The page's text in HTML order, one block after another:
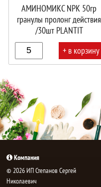
АМИНОМИКС NPK 50гр
гранулы пролонг действия
/30шт PLANTIT
+ в корзину
корзине!
Компания
© 2026 ИП Степанов Сергей
Николаевич